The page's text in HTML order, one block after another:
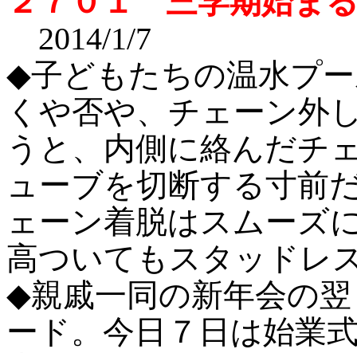
2014/1/7
◆子どもたちの温水プ
くや否や、チェーン外
うと、内側に絡んだチ
ューブを切断する寸前
ェーン着脱はスムーズ
高ついてもスタッドレ
◆親戚一同の新年会の
ード。今日７日は始業